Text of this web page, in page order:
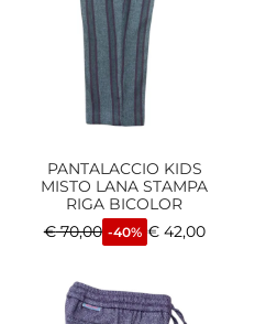
PANTALACCIO KIDS
MISTO LANA STAMPA
RIGA BICOLOR
€70,00 -40% €42,00